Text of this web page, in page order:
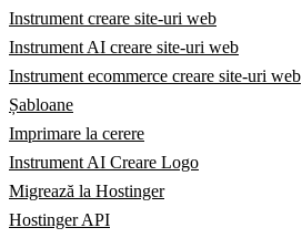
Instrument creare site-uri web
Instrument AI creare site-uri web
Instrument ecommerce creare site-uri web
Șabloane
Imprimare la cerere
Instrument AI Creare Logo
Migrează la Hostinger
Hostinger API